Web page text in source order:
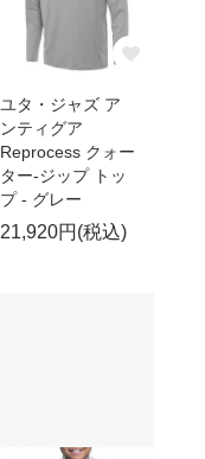
ユタ・ジャズ ア
ンティグア
Reprocess クォー
ター-ジップ トッ
プ - グレー
21,920円(税込)